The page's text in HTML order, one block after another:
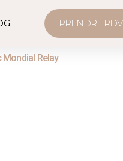
PRENDRE RDV
Mondial Relay